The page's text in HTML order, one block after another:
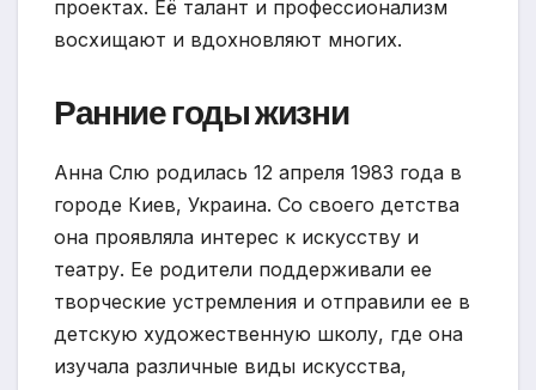
проектах. Её талант и профессионализм
восхищают и вдохновляют многих.
Ранние годы жизни
Анна Слю родилась 12 апреля 1983 года в
городе Киев, Украина. Со своего детства
она проявляла интерес к искусству и
театру. Ее родители поддерживали ее
творческие устремления и отправили ее в
детскую художественную школу, где она
изучала различные виды искусства,